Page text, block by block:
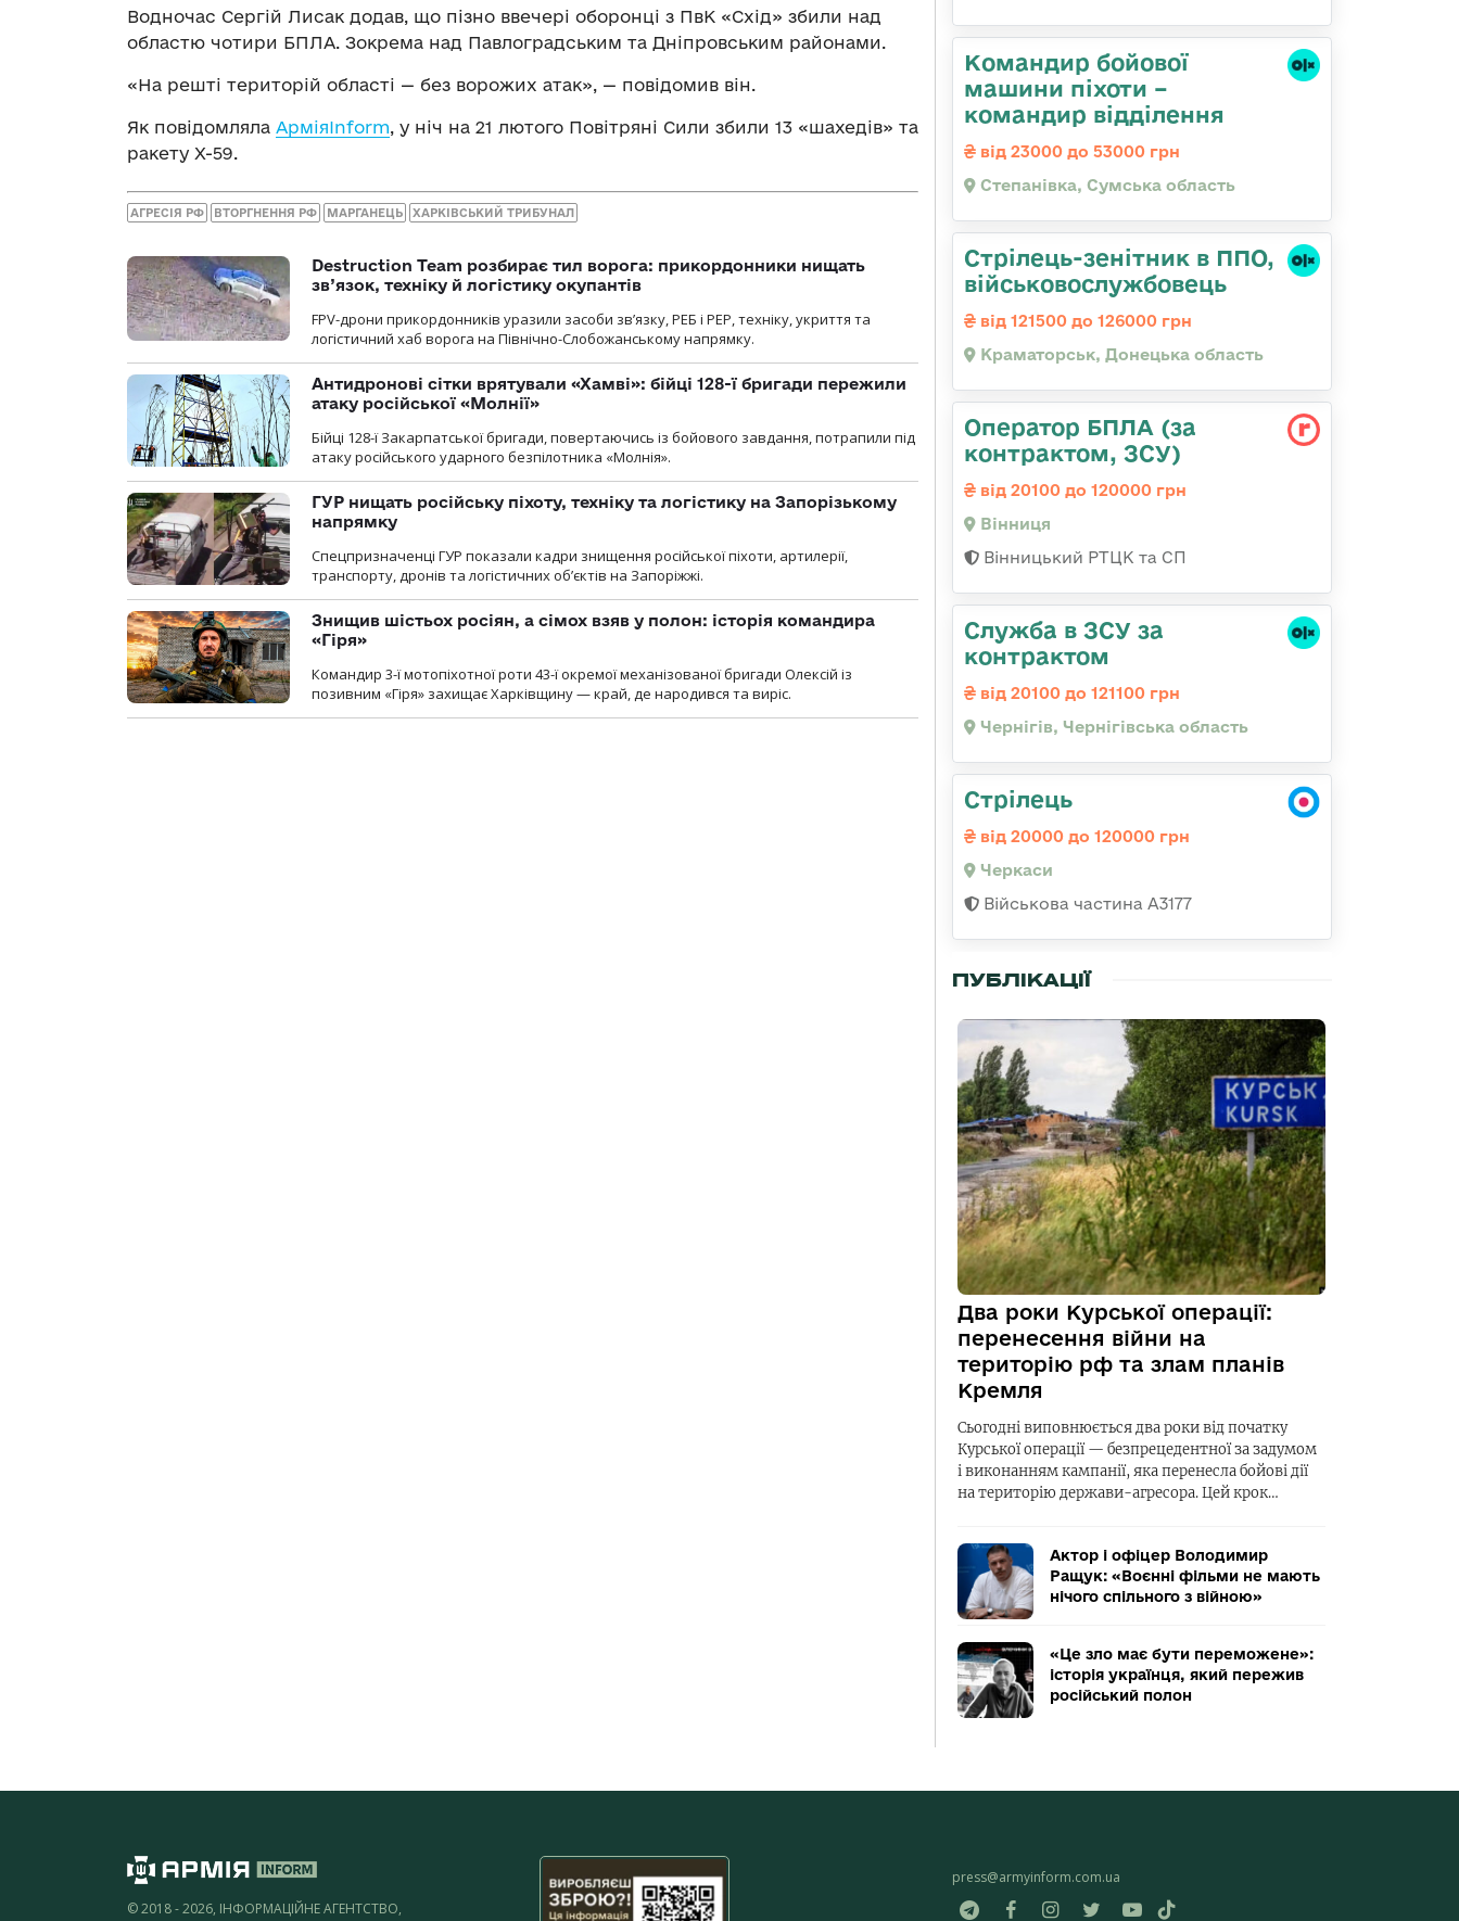
Водночас Сергій Лисак додав, що пізно ввечері оборонці з ПвК «Схід» збили над
областю чотири БПЛА. Зокрема над Павлоградським та Дніпровським районами.
«На решті територій області — без ворожих атак», — повідомив він.
Як повідомляла АрміяInform, у ніч на 21 лютого Повітряні Сили збили 13 «шахедів» та
ракету Х-59.
АГРЕСІЯ РФ ВТОРГНЕННЯ РФ МАРГАНЕЦЬ ХАРКІВСЬКИЙ ТРИБУНАЛ
Destruction Team розбирає тил ворога: прикордонники нищать
зв’язок, техніку й логістику окупантів
FPV-дрони прикордонників уразили засоби зв’язку, РЕБ і РЕР, техніку, укриття та
логістичний хаб ворога на Північно-Слобожанському напрямку.
Антидронові сітки врятували «Хамві»: бійці 128-ї бригади пережили
атаку російської «Молнії»
Бійці 128-ї Закарпатської бригади, повертаючись із бойового завдання, потрапили під
атаку російського ударного безпілотника «Молнія».
ГУР нищать російську піхоту, техніку та логістику на Запорізькому
напрямку
Спецпризначенці ГУР показали кадри знищення російської піхоти, артилерії,
транспорту, дронів та логістичних об’єктів на Запоріжжі.
Знищив шістьох росіян, а сімох взяв у полон: історія командира
«Гіря»
Командир 3-ї мотопіхотної роти 43-ї окремої механізованої бригади Олексій із
позивним «Гіря» захищає Харківщину — край, де народився та виріс.
Командир бойової
машини піхоти –
командир відділення
від 23000 до 53000 грн
Степанівка, Сумська область
Стрілець-зенітник в ППО,
військовослужбовець
від 121500 до 126000 грн
Краматорськ, Донецька область
Оператор БПЛА (за
контрактом, ЗСУ)
від 20100 до 120000 грн
Вінниця
Вінницький РТЦК та СП
Служба в ЗСУ за
контрактом
від 20100 до 121100 грн
Чернігів, Чернігівська область
Стрілець
від 20000 до 120000 грн
Черкаси
Військова частина А3177
ПУБЛІКАЦІЇ
Два роки Курської операції:
перенесення війни на
територію рф та злам планів
Кремля
Сьогодні виповнюється два роки від початку
Курської операції — безпрецедентної за задумом
і виконанням кампанії, яка перенесла бойові дії
на територію держави-агресора. Цей крок…
Актор і офіцер Володимир
Ращук: «Воєнні фільми не мають
нічого спільного з війною»
«Це зло має бути переможене»:
історія українця, який пережив
російський полон
© 2018 - 2026, ІНФОРМАЦІЙНЕ АГЕНТСТВО,
press@armyinform.com.ua